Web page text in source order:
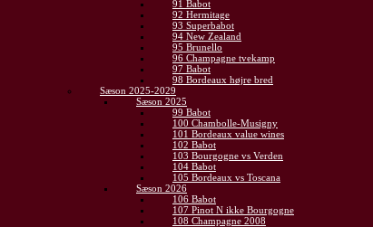
91 Babot
92 Hermitage
93 Superbabot
94 New Zealand
95 Brunello
96 Champagne tvekamp
97 Babot
98 Bordeaux højre bred
Sæson 2025-2029
Sæson 2025
99 Babot
100 Chambolle-Musigny
101 Bordeaux value wines
102 Babot
103 Bourgogne vs Verden
104 Babot
105 Bordeaux vs Toscana
Sæson 2026
106 Babot
107 Pinot N ikke Bourgogne
108 Champagne 2008